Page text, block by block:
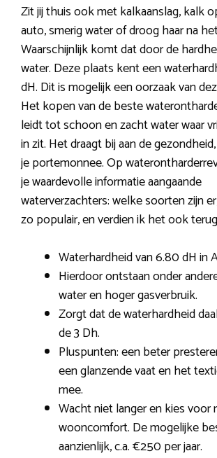
Zit jij thuis ook met kalkaanslag, kalk
auto, smerig water of droog haar na
Waarschijnlijk komt dat door de
water. Deze plaats kent een
dH. Dit is mogelijk een oorzaak van
Het kopen van de beste
leidt tot schoon en zacht water waar
in zit. Het draagt bij aan de
je portemonnee. Op
je waardevolle informatie aangaande
waterverzachters: welke soorten zijn
zo populair, en verdien ik het ook
Waterhardheid van 6.80 dH in
Hierdoor ontstaan onder
water en hoger gasverbruik.
Zorgt dat de waterhardheid
de 3 Dh.
Pluspunten: een beter
een glanzende vaat en het
mee.
Wacht niet langer en kies voor
wooncomfort. De mogelijke
aanzienlijk, c.a. €250 per jaar.